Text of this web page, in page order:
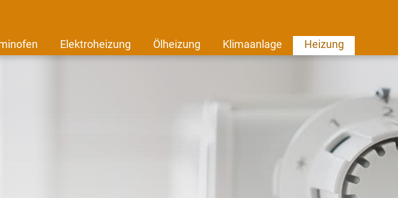
Elektroheizung Ölheizung Klimaanlage Heizung